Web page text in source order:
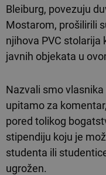
Bleiburg, povezuju
Mostarom, prošilirili
njihova PVC stolarija
javnih objekata u
Nazvali smo
upitamo za
pored tolikog
stipendiju koju je
studenta ili
ugrožen.